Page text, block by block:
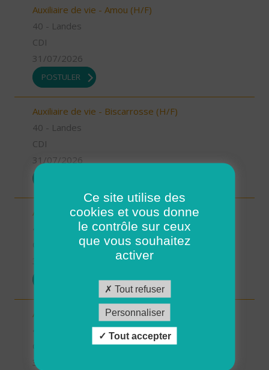
Auxiliaire de vie - Amou (H/F)
40 - Landes
CDI
31/07/2026
POSTULER
Auxiliaire de vie - Biscarrosse (H/F)
40 - Landes
CDI
31/07/2026
Auxiliaire de vie - Oeyreluy (H/F)
40 - Landes
Auxiliaire de vie - Mugron (H/F)
31/07/2026
Ce site utilise des
cookies et vous donne
le contrôle sur ceux
que vous souhaitez
activer
Tout refuser
Personnaliser
Tout accepter